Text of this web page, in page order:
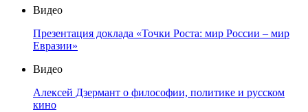
Видео
Презентация доклада «Точки Роста: мир России – мир
Евразии»
Видео
Алексей Дзермант о философии, политике и русском
кино